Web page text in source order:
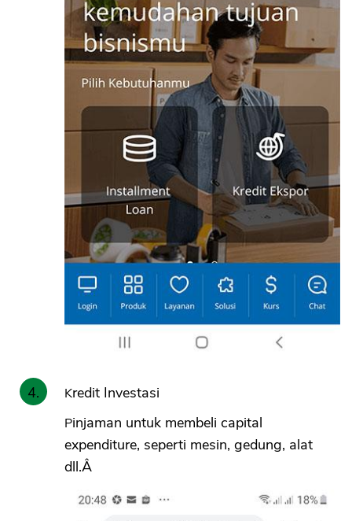
Kredit Investasi
Pinjaman untuk membeli capital
expenditure, seperti mesin, gedung, alat
dll.Â